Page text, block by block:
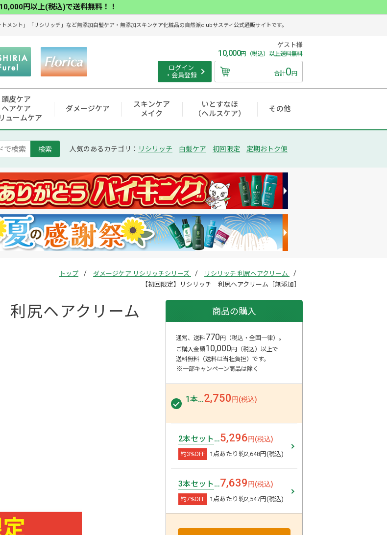
10,000円以上(税込)で送料無料！！
トメント」「リシリッチ」など無添加白髪ケア・無添加スキンケア化粧品の自然派clubサスティ公式通販サイトです。
ログイン
・会員登録
ゲスト様
10,000円（税込）以上送料無料
合計0円
頭皮ケア
ヘアケア
ュームケア
ダメージケア
スキンケア
メイク
いとすなほ
（ヘルスケア）
その他
検索 人気のあるカテゴリ： リシリッチ 白髪ケア 初回限定 定期おトク便
トップ ダメージケア リシリッチシリーズ
リシリッチ 利尻ヘアクリーム
【初回限定】リシリッチ 利尻ヘアクリーム［無添加］
利尻ヘアクリーム
商品の購入
通常、送料770 円（税込・全国一律）。
ご購入金額10,000 円（税込）以上で
送料無料（送料は当社負担） です。
※ 一部キャンペーン商品は除く
1本…2,750 円(税込)
2本セット…5,296円(税込)
約3%OFF 1点あたり約2,648円(税込)
3本セット…7,639円(税込)
約7%OFF 1点あたり約2,547円(税込)